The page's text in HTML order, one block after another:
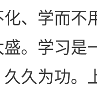
、学而不
。学习是
久为功。